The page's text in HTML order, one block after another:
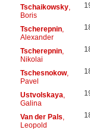
Tschaikowsky,
Boris
Tscherepnin,
Alexander
Tscherepnin,
Nikolai
Tschesnokow,
Pavel
Ustvolskaya
Galina
Van der Pals
Leopold